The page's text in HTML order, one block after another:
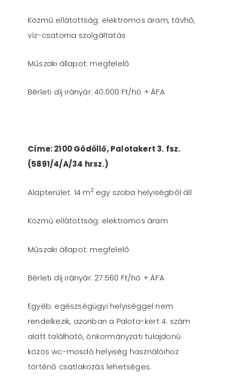
Közmű ellátottság: elektromos áram, távhő,
víz-csatorna szolgáltatás
Műszaki állapot: megfelelő
Bérleti díj irányár: 40.000 Ft/hó + ÁFA
Címe: 2100 Gödöllő, Palotakert 3. fsz.
(5891/4/A/34 hrsz.)
Alapterület: 14 m2 egy szoba helyiségből áll
Közmű ellátottság: elektromos áram
Műszaki állapot: megfelelő
Bérleti díj irányár: 27.560 Ft/hó + ÁFA
Egyéb: egészségügyi helyiséggel nem
rendelkezik, azonban a Palota-kert 4. szám
alatt található, önkormányzati tulajdonú
közös wc-mosdó helyiség használóihoz
történő csatlakozás lehetséges.